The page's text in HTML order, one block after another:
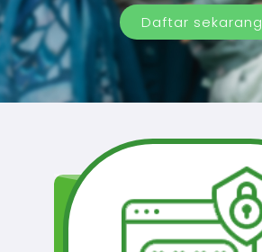
Daftar sekarang